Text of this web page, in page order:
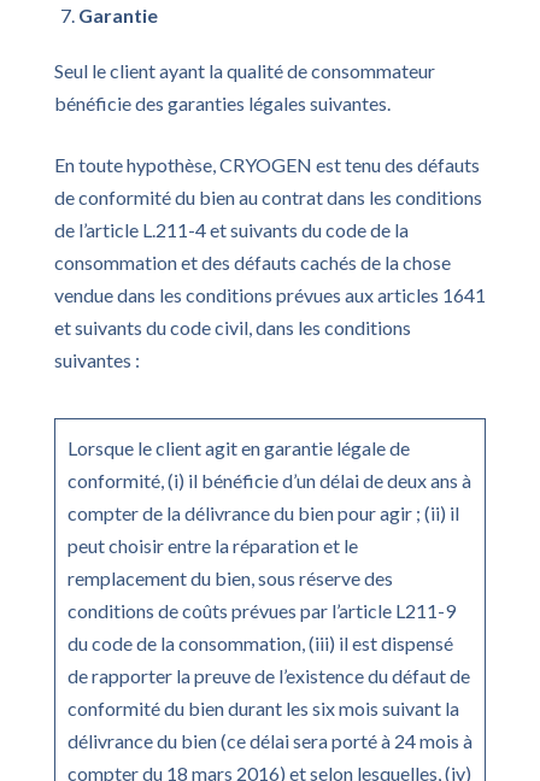
Garantie
Seul le client ayant la qualité de consommateur
bénéficie des garanties légales suivantes.
En toute hypothèse, CRYOGEN est tenu des défauts
de conformité du bien au contrat dans les conditions
de l’article L.211-4 et suivants du code de la
consommation et des défauts cachés de la chose
vendue dans les conditions prévues aux articles 1641
et suivants du code civil, dans les conditions
suivantes :
Lorsque le client agit en garantie légale de
conformité, (i) il bénéficie d’un délai de deux ans à
compter de la délivrance du bien pour agir ; (ii) il
peut choisir entre la réparation et le
remplacement du bien, sous réserve des
conditions de coûts prévues par l’article L211-9
du code de la consommation, (iii) il est dispensé
de rapporter la preuve de l’existence du défaut de
conformité du bien durant les six mois suivant la
délivrance du bien (ce délai sera porté à 24 mois à
compter du 18 mars 2016) et selon lesquelles, (iv)